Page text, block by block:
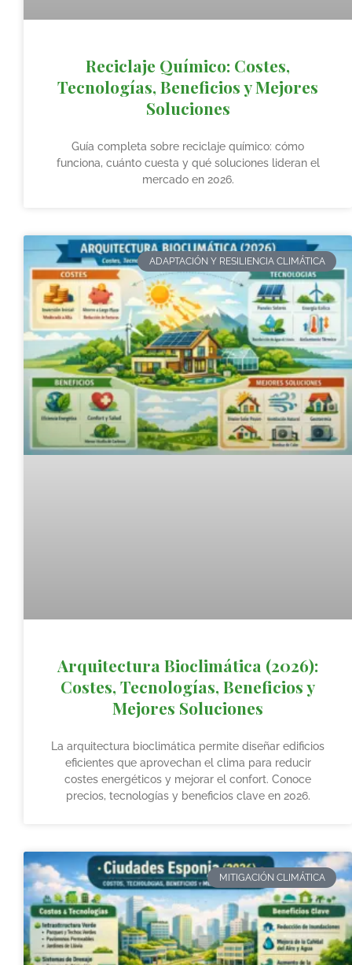
Reciclaje Químico: Costes,
Tecnologías, Beneficios y Mejores
Soluciones
Guía completa sobre reciclaje químico: cómo
funciona, cuánto cuesta y qué soluciones lideran el
mercado en 2026.
ADAPTACIÓN Y RESILIENCIA CLIMÁTICA
Arquitectura Bioclimática (2026):
Costes, Tecnologías, Beneficios y
Mejores Soluciones
La arquitectura bioclimática permite diseñar edificios
eficientes que aprovechan el clima para reducir
costes energéticos y mejorar el confort. Conoce
precios, tecnologías y beneficios clave en 2026.
MITIGACIÓN CLIMÁTICA